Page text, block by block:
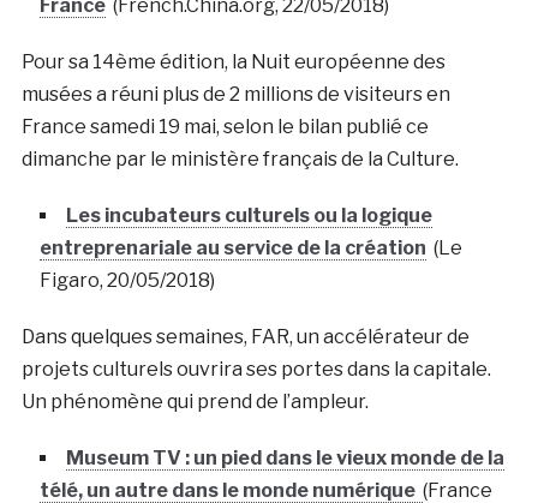
France(French.China.org, 22/05/2018)
Pour sa 14ème édition, la Nuit européenne des
musées a réuni plus de 2 millions de visiteurs en
France samedi 19 mai, selon le bilan publié ce
dimanche par le ministère français de la Culture.
Les incubateurs culturels ou la logique
entreprenariale au service de la création (Le
Figaro, 20/05/2018)
Dans quelques semaines, FAR, un accélérateur de
projets culturels ouvrira ses portes dans la capitale.
Un phénomène qui prend de l’ampleur.
Museum TV : un pied dans le vieux monde de la
télé, un autre dans le monde numérique (France